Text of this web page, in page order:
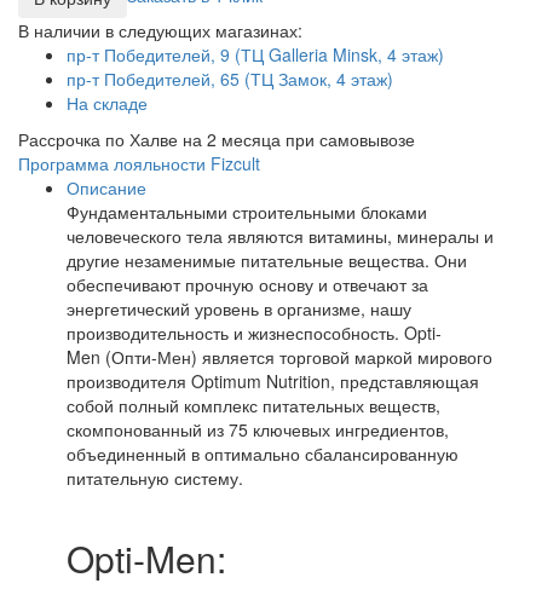
В наличии в следующих магазинах:
пр-т Победителей, 9 (ТЦ Galleria Minsk, 4 этаж)
пр-т Победителей, 65 (ТЦ Замок, 4 этаж)
На складе
Рассрочка по Халве на 2 месяца при самовывозе
Программа лояльности Fizcult
Описание
Фундаментальными строительными блоками
человеческого тела являются витамины, минералы и
другие незаменимые питательные вещества. Они
обеспечивают прочную основу и отвечают за
энергетический уровень в организме, нашу
производительность и жизнеспособность. Opti-
Men (Опти-Мен) является торговой маркой мирового
производителя Optimum Nutrition, представляющая
собой полный комплекс питательных веществ,
скомпонованный из 75 ключевых ингредиентов,
объединенный в оптимально сбалансированную
питательную систему.
Opti-Men: